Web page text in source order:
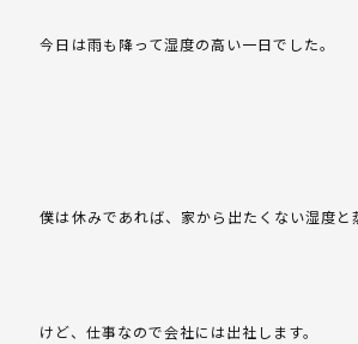
今日は雨も降って湿度の高い一日でした。
僕は休みであれば、家から出たくない湿度と
けど、仕事なので会社には出社します。